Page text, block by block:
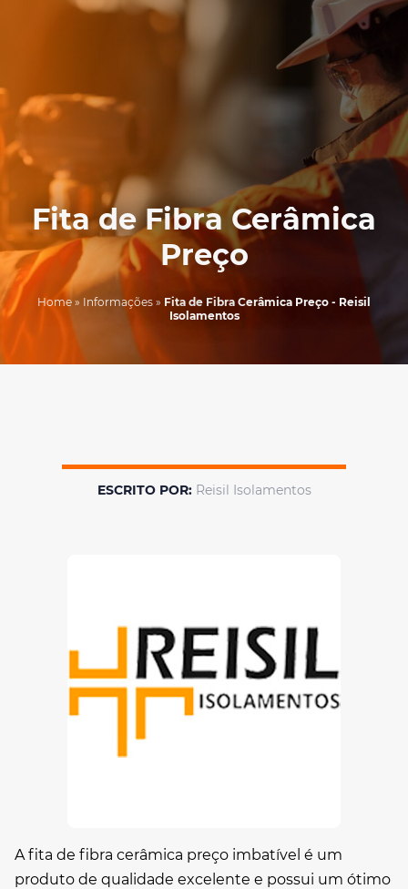
Fita de Fibra Cerâmica
Preço
Home » Informações » Fita de Fibra Cerâmica Preço - Reisil
Isolamentos
ESCRITO POR: Reisil Isolamentos
Afita de fibra cerâmica preço imbatível é um
produto de qualidade excelente e possui um ótimo